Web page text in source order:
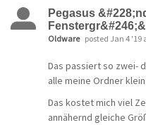
Pegasus
Oldware posted Jan 4 '19
Das passiert so zwei-
alle meine Ordner
Das kostet mich viel
annähernd gleiche